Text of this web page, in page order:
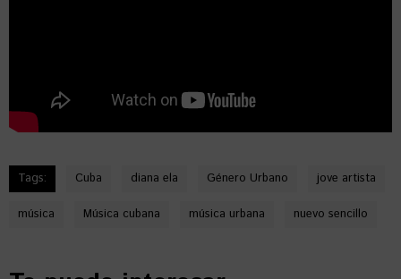
Tags: Cuba diana ela Género Urbano jove artista
música Música cubana música urbana nuevo sencillo